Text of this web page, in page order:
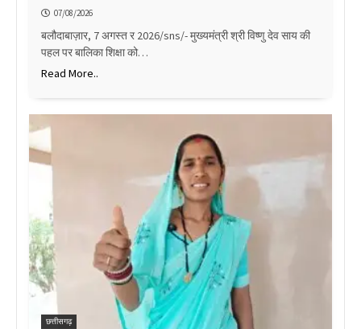
07/08/2026
बलौदाबाज़ार, 7 अगस्त र 2026/sns/- मुख्यमंत्री श्री विष्णु देव साय की
पहल पर बालिका शिक्षा को…
Read More..
छत्तीसगढ़